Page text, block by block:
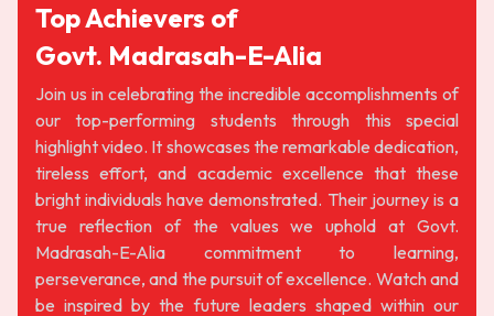
Top Achievers of
Govt. Madrasah-E-Alia
Join us in celebrating the incredible accomplishments of
our top-performing students through this special
highlight video. It showcases the remarkable dedication,
tireless effort, and academic excellence that these
bright individuals have demonstrated. Their journey is a
true reflection of the values we uphold at Govt.
Madrasah-E-Alia commitment to learning,
perseverance, and the pursuit of excellence. Watch and
be inspired by the future leaders shaped within our